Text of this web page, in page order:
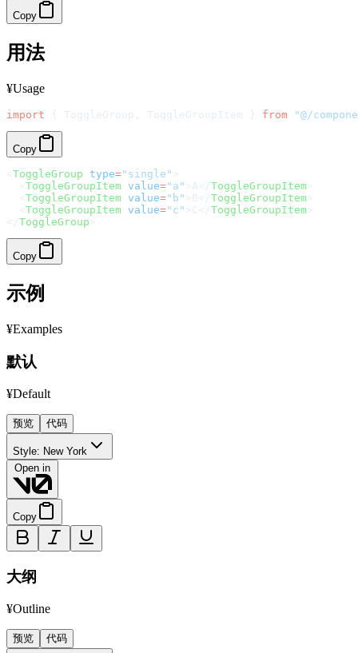
Copy
用法
¥Usage
import { ToggleGroup, ToggleGroupItem } from "@/
Copy
ToggleGroup type="single"
ToggleGroupItem value="a" >A</ToggleGroupItem
ToggleGroupItem value="b" >B</ToggleGroupItem
ToggleGroupItem value="c" >C</ToggleGroupItem
</ToggleGroup
Copy
示例
¥Examples
默认
¥Default
预览 代码
Style: New York
Copy
大纲
¥Outline
预览 代码